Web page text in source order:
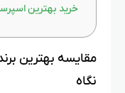
خرید بهترین
مقایسه بهترین
نگاه